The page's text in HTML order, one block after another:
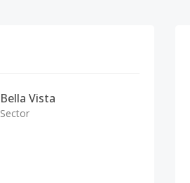
Bella Vista
Sector